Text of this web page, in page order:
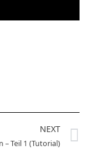
NEXT
– Teil 1 (Tutorial)